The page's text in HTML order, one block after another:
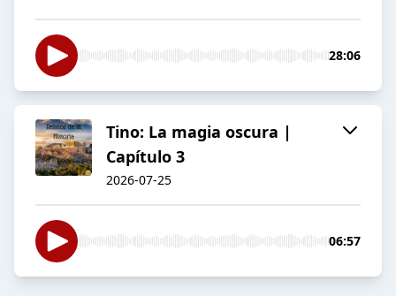
28:06
Tino: La magia oscura |
Capítulo 3
2026-07-25
06:57